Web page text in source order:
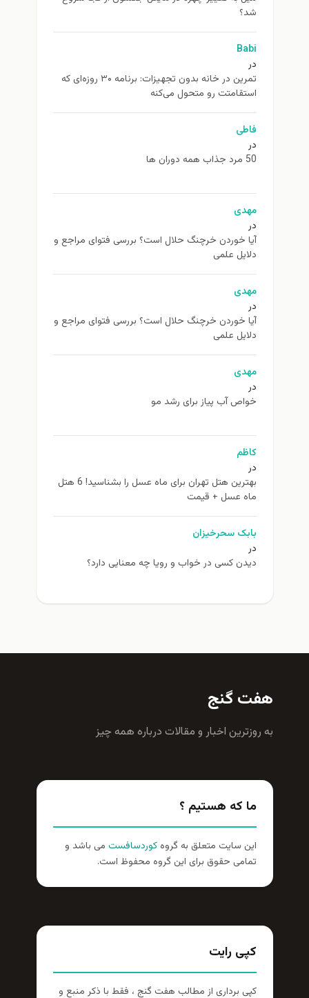
شد؟
Babi
در
تمرین در خانه بدون تجهیزات: برنامه ۳۰ روزه‌ای که
استقامتت رو متحول می‌کنه
فاطی
در
50 مرد جذاب همه دوران ها
مهدی
در
آیا خوردن خرچنگ حلال است؟ بررسی فتوای مراجع و
دلایل علمی
مهدی
در
آیا خوردن خرچنگ حلال است؟ بررسی فتوای مراجع و
دلایل علمی
مهدی
در
خواص آب پیاز برای رشد مو
کاظم
در
بهترین هتل تهران برای ماه عسل را بشناسید! 6 هتل
ماه عسل + قیمت
بابک سحرخیزان
در
دیدن کسی در خواب و رویا چه معنایی دارد؟
هفت گنج
به روزترين اخبار و مقالات درباره همه چيز
ما که هستیم ؟
این سایت متعلق به گروهکوردسافست می باشد و
تمامی حقوق برای این گروه محفوظ است.
کپی رایت
کپی برداری از مطالب هفت گنج ، فقط با ذکر منبع و